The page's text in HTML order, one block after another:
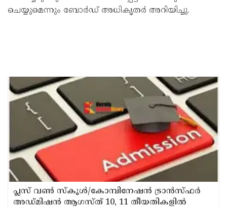
ചെയ്യുമെന്നും ബോർഡ് അധികൃതർ അറിയിച്ചു.
പ്ലസ് വൺ സ്‌കൂൾ/കോമ്പിനേഷൻ ട്രാൻസ്ഫർ
അഡ്മിഷൻ ആഗസ്ത് 10, 11 തീയതികളിൽ